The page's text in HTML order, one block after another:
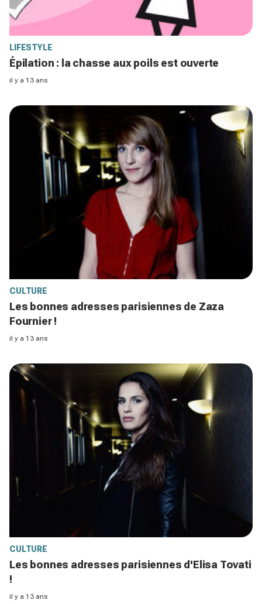
LIFESTYLE
Épilation : la chasse aux poils est ouverte
il y a 13 ans
CULTURE
Les bonnes adresses parisiennes de Zaza
Fournier !
il y a 13 ans
CULTURE
Les bonnes adresses parisiennes d'Elisa Tovati
!
il y a 13 ans